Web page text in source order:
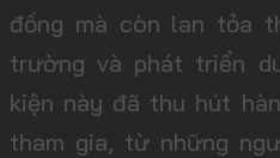
đồng mà còn lan tỏa
trường và phát triển
kiện này đã thu hút
tham gia, từ những